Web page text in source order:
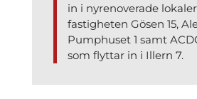
in i nyrenoverade
fastigheten Gösen 15,
Pumphuset 1 samt
som flyttar in i Illern 7.